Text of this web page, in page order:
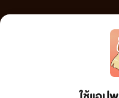
เว็บไซต์แห่งนี้ไม่ได้เห็นด้วยและไม่ขอรับผิด
วิจารณญาณในการกลั่นกรองด้วยตนเอง แล
กรุณาแจ้งมาที่ tunwalai@ookbee.com เพื่
ลิขสิทธิ์ตามพระราชบัญญัติลิขสิทธิ์ (ฉบับเพิ่ม